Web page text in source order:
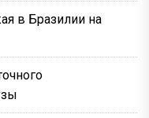
в Бразилии на